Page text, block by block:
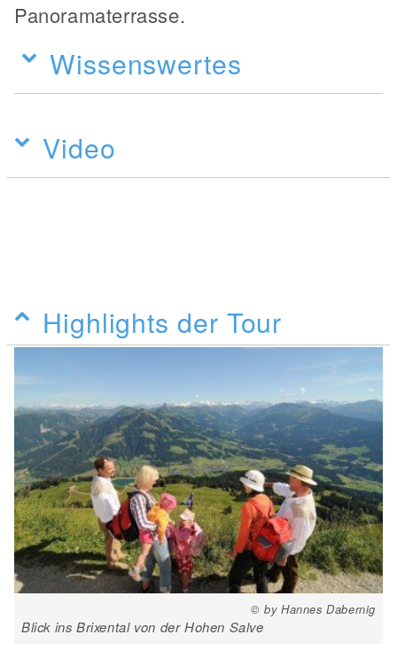
Panoramaterrasse.
Wissenswertes
Video
Highlights der Tour
© by Hannes Dabernig
Blick ins Brixental von der Hohen Salve